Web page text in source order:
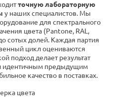
точную лабораторную
у наших специалистов. Мы
для спектрального
цвета (Pantone, RAL,
сотых долей. Каждая партия
цикл оцениваются
подход делает результат
идентичным предыдущим
качество в поставках.